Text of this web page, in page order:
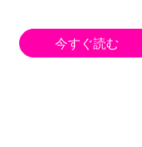
今すぐ読む